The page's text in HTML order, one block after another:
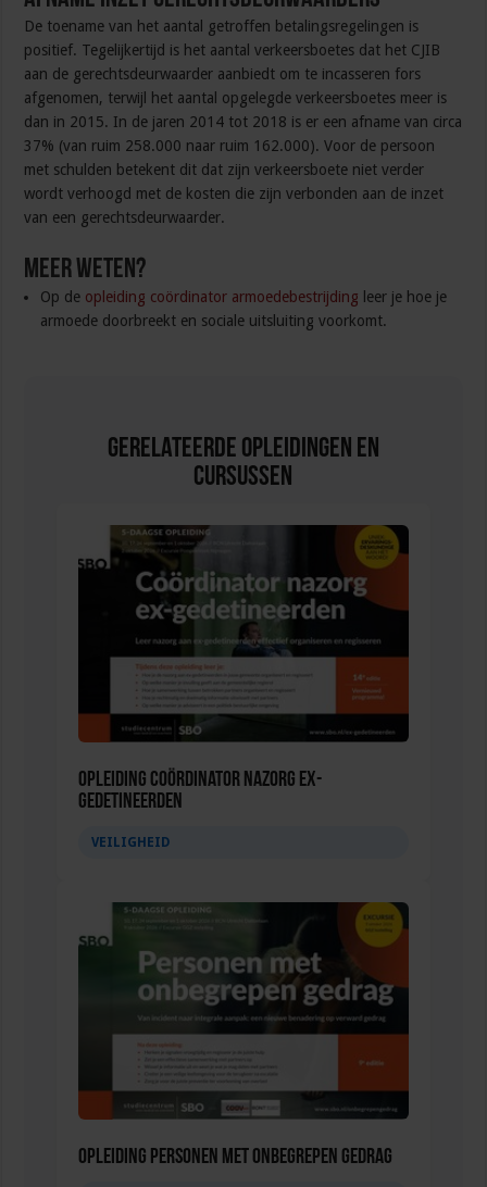
De toename van het aantal getroffen betalingsregelingen is
positief. Tegelijkertijd is het aantal verkeersboetes dat het CJIB
aan de gerechtsdeurwaarder aanbiedt om te incasseren fors
afgenomen, terwijl het aantal opgelegde verkeersboetes meer is
dan in 2015. In de jaren 2014 tot 2018 is er een afname van circa
37% (van ruim 258.000 naar ruim 162.000). Voor de persoon
met schulden betekent dit dat zijn verkeersboete niet verder
wordt verhoogd met de kosten die zijn verbonden aan de inzet
van een gerechtsdeurwaarder.
Meer weten?
Op de opleiding coördinator armoedebestrijding leer je hoe je
armoede doorbreekt en sociale uitsluiting voorkomt.
Gerelateerde Opleidingen en
Cursussen
Opleiding Coördinator nazorg ex-
gedetineerden
VEILIGHEID
Opleiding Personen met onbegrepen gedrag